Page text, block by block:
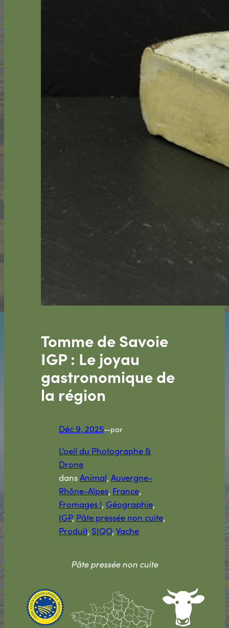
Tomme de Savoie
IGP : Le joyau
gastronomique de
la région
Déc 9, 2025—par
L’oeil du Photographe &
Drone
dansAnimal, Auvergne-
Rhône-Alpes, France
Fromages !, Géographie
IGP, Pâte pressée non cuite
Produit, SIQO, Vache
Pâte pressée non cuite